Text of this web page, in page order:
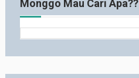
Monggo Mau Cari Apa??